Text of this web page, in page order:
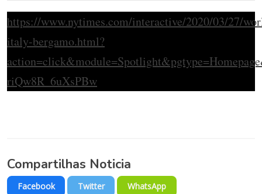
https://www.nytimes.com/interactive/2020/03/27/
italy-bergamo.html?
riQw8R_6uXsPBw
Compartilhas Noticia
Facebook Twitter WhatsApp